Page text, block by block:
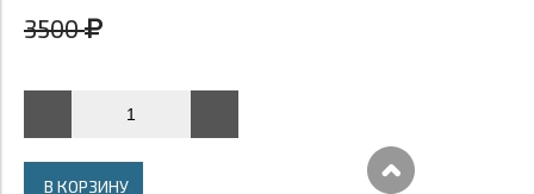
3500
В КОРЗИНУ